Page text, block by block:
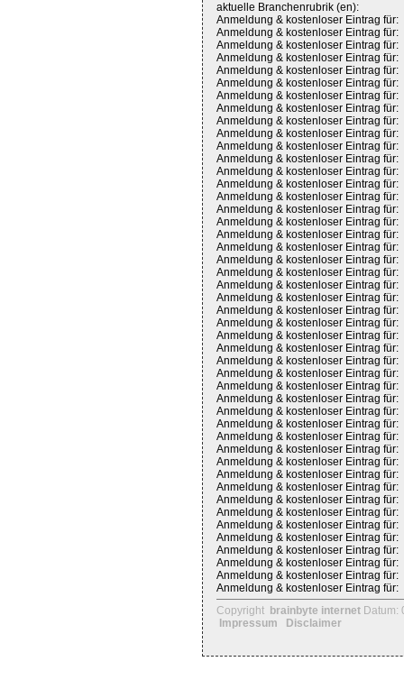
aktuelle Branchenrubrik (en):
Anmeldung & kostenloser Eintrag für:
Anmeldung & kostenloser Eintrag für:
Anmeldung & kostenloser Eintrag für:
Anmeldung & kostenloser Eintrag für:
Anmeldung & kostenloser Eintrag für:
Anmeldung & kostenloser Eintrag für:
Anmeldung & kostenloser Eintrag für:
Anmeldung & kostenloser Eintrag für:
Anmeldung & kostenloser Eintrag für:
Anmeldung & kostenloser Eintrag für:
Anmeldung & kostenloser Eintrag für:
Anmeldung & kostenloser Eintrag für:
Anmeldung & kostenloser Eintrag für:
Anmeldung & kostenloser Eintrag für:
Anmeldung & kostenloser Eintrag für:
Anmeldung & kostenloser Eintrag für:
Anmeldung & kostenloser Eintrag für:
Anmeldung & kostenloser Eintrag für:
Anmeldung & kostenloser Eintrag für:
Anmeldung & kostenloser Eintrag für:
Anmeldung & kostenloser Eintrag für:
Anmeldung & kostenloser Eintrag für:
Anmeldung & kostenloser Eintrag für:
Anmeldung & kostenloser Eintrag für:
Anmeldung & kostenloser Eintrag für:
Anmeldung & kostenloser Eintrag für:
Anmeldung & kostenloser Eintrag für:
Anmeldung & kostenloser Eintrag für:
Anmeldung & kostenloser Eintrag für:
Anmeldung & kostenloser Eintrag für:
Anmeldung & kostenloser Eintrag für:
Anmeldung & kostenloser Eintrag für:
Anmeldung & kostenloser Eintrag für:
Anmeldung & kostenloser Eintrag für:
Anmeldung & kostenloser Eintrag für:
Anmeldung & kostenloser Eintrag für:
Anmeldung & kostenloser Eintrag für:
Anmeldung & kostenloser Eintrag für:
Anmeldung & kostenloser Eintrag für:
Anmeldung & kostenloser Eintrag für:
Anmeldung & kostenloser Eintrag für:
Anmeldung & kostenloser Eintrag für:
Anmeldung & kostenloser Eintrag für:
Anmeldung & kostenloser Eintrag für:
Anmeldung & kostenloser Eintrag für:
Anmeldung & kostenloser Eintrag für:
Copyright brainbyte internet Datum:
Impressum
Disclaimer